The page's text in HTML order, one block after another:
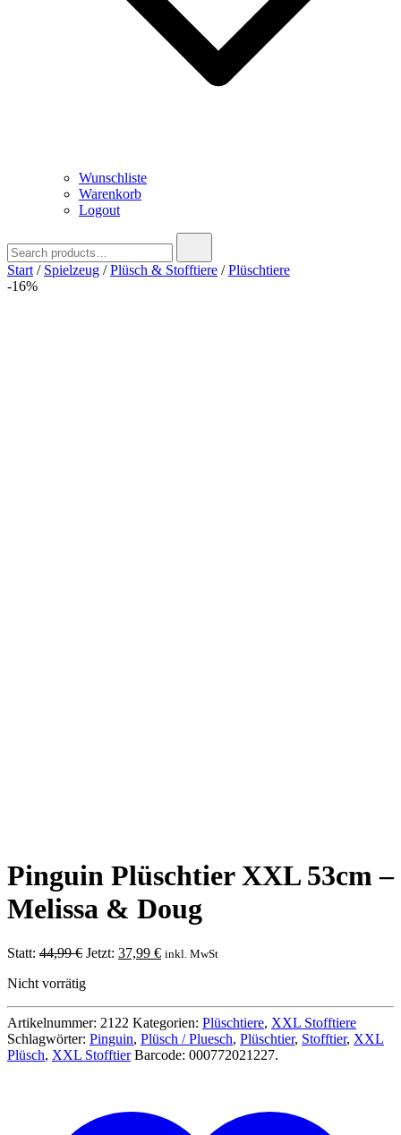
Wunschliste
Warenkorb
Logout
for:
Start / Spielzeug /Plüsch & Stofftiere /Plüschtiere
-16%
Pinguin Plüschtier XXL 53cm –
Melissa & Doug
Statt: 44,99€ Ursprünglicher
war:
Jetzt: 37,99 €Aktueller
inkl. MwSt
Nicht vorrätig
Artikelnummer: 2122 Kategorien: Plüschtiere, XXL Stofftiere
Schlagwörter: Pinguin, Plüsch / Pluesch, Plüschtier, Stofftier, XXL
Plüsch, XXL Stofftier Barcode: 000772021227.